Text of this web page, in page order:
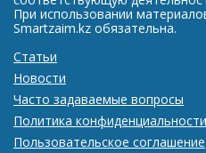
При использовании
Smartzaim.kz обязательна.
Статьи
Новости
Часто задаваемые вопросы
Политика конфиденциальности
Пользовательское соглашение